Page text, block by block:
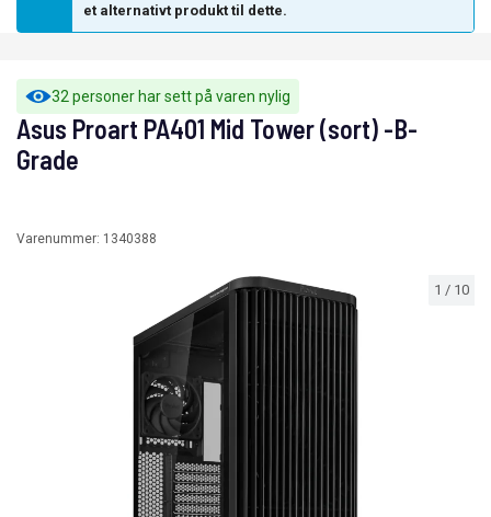
et alternativt produkt til dette.
32 personer har sett på varen nylig
1 / 10
Asus Proart PA401 Mid Tower (sort) -B-
Grade
Varenummer: 1340388